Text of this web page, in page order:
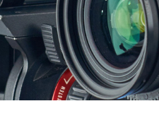
Anerkennung für innovative
ausgezeichnet
14.07.2026
Justiz der Zukunft
zieht positive Bilanz des
Nordrhein-Westfalen